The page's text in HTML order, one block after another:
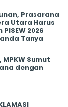
Prasarana
Utara Harus
2026
Tanya
MPKW Sumut
dengan